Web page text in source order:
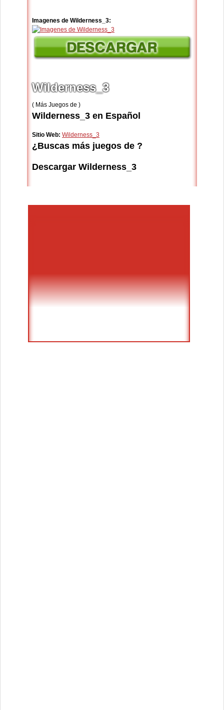
Imagenes de Wilderness_3:
Wilderness_3
( Más Juegos de )
Wilderness_3 en Español
Sitio Web: Wilderness_3
¿Buscas más juegos de ?
Descargar Wilderness_3